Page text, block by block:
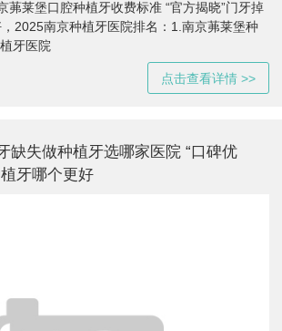
茀莱堡口腔种植牙收费标准 “官方揭晓”门牙掉
2025南京种植牙医院排名：1.南京茀莱堡种
牙医院
点击查看详情 >>
缺失做种植牙选哪家医院 “口碑优
牙哪个更好